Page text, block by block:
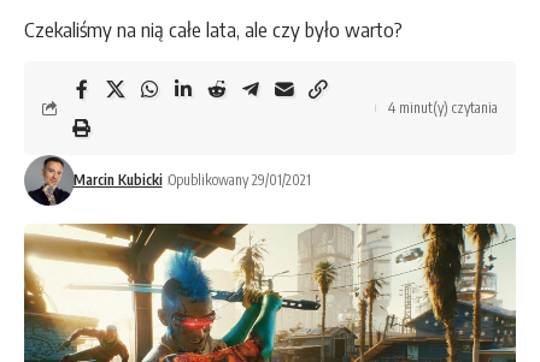
Czekaliśmy na nią całe lata, ale czy było warto?
Marcin Kubicki Opublikowany 29/01/2021
4 minut(y) czytania